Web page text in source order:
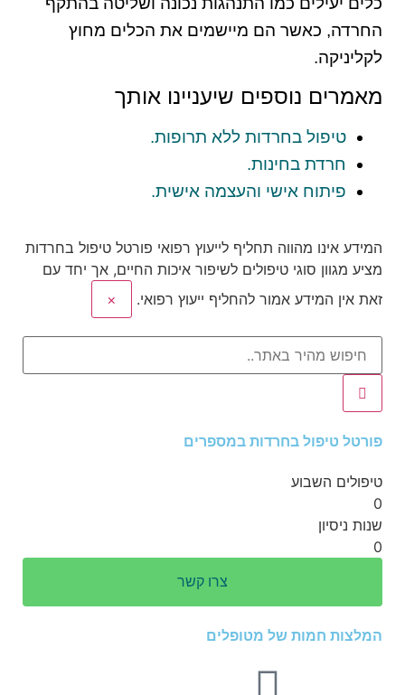
החרדה, כאשר הם מיישמים את הכלים מחוץ
לקליניקה.
מאמרים נוספים שיעניינו אותך
טיפול בחרדות ללא תרופות.
חרדת בחינות.
פיתוח אישי והעצמה אישית.
המידע אינו מהווה תחליף לייעוץ רפואי פורטל טיפול בחרדות
מציע מגוון סוגי טיפולים לשיפור איכות החיים, אך יחד עם
זאת אין המידע אמור להחליף ייעוץ רפואי.
×
פורטל טיפול בחרדות במספרים
טיפולים השבוע
0
שנות ניסיון
0
צרו קשר
המלצות חמות של מטופלים